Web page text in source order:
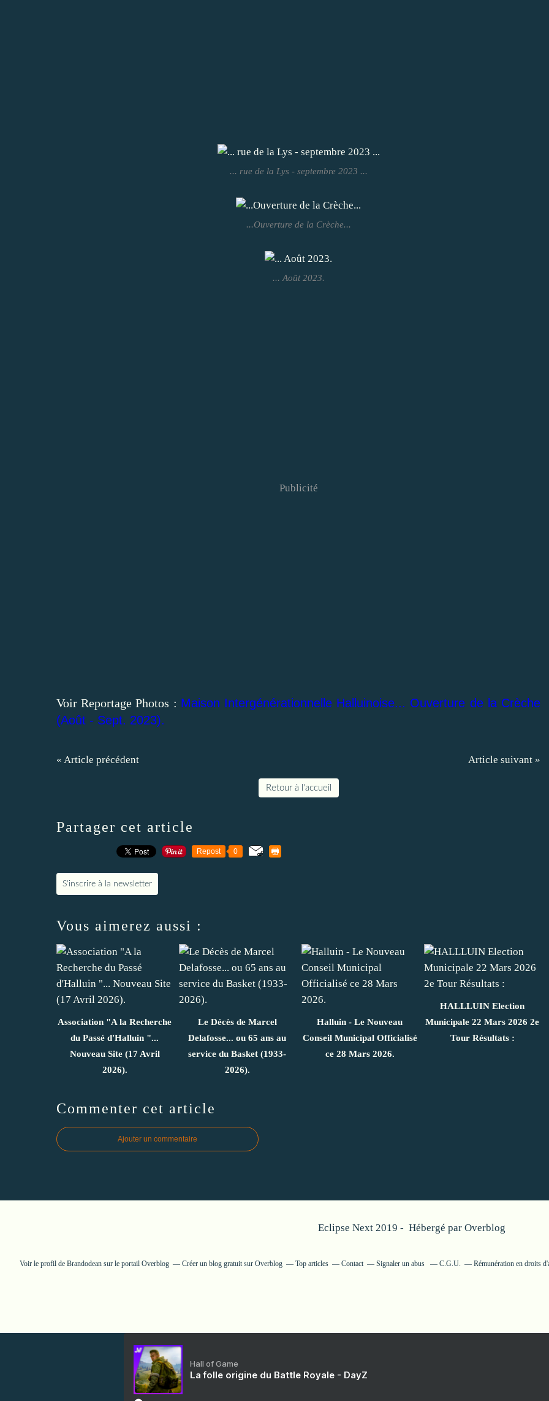
... rue de la Lys - septembre 2023 ...
...Ouverture de la Crèche...
... Août 2023.
Publicité
Voir Reportage Photos : Maison Intergénérationnelle Halluinoise... Ouverture de la Crèche
(Août - Sept. 2023).
« Article précédent Article suivant »
Retour à l'accueil
Partager cet article
Repost 0
S'inscrire à la newsletter
Vous aimerez aussi :
Association "A la Recherche
du Passé d'Halluin "...
Nouveau Site (17 Avril
2026).
Le Décès de Marcel
Delafosse... ou 65 ans au
service du Basket (1933-
2026).
Halluin - Le Nouveau
Conseil Municipal Officialisé
ce 28 Mars 2026.
HALLLUIN Election
Municipale 22 Mars 2026 2e
Tour Résultats :
Commenter cet article
Ajouter un commentaire
Eclipse Next 2019 - Hébergé par Overblog
Voir le profil de Brandodean sur le portail Overblog Créer un blog gratuit sur Overblog Top articles Contact Signaler un abus C.G.U. Rémunération en droits
Hall of Game
La folle origine du Battle Royale - DayZ